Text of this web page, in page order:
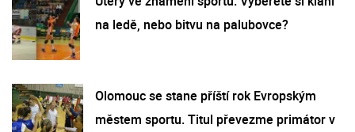
na ledě, nebo bitvu na palubovce?
Olomouc se stane příští rok Evropským
městem sportu. Titul převezme primátor v